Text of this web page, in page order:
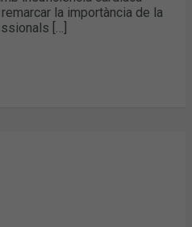
la importància de la
[…]